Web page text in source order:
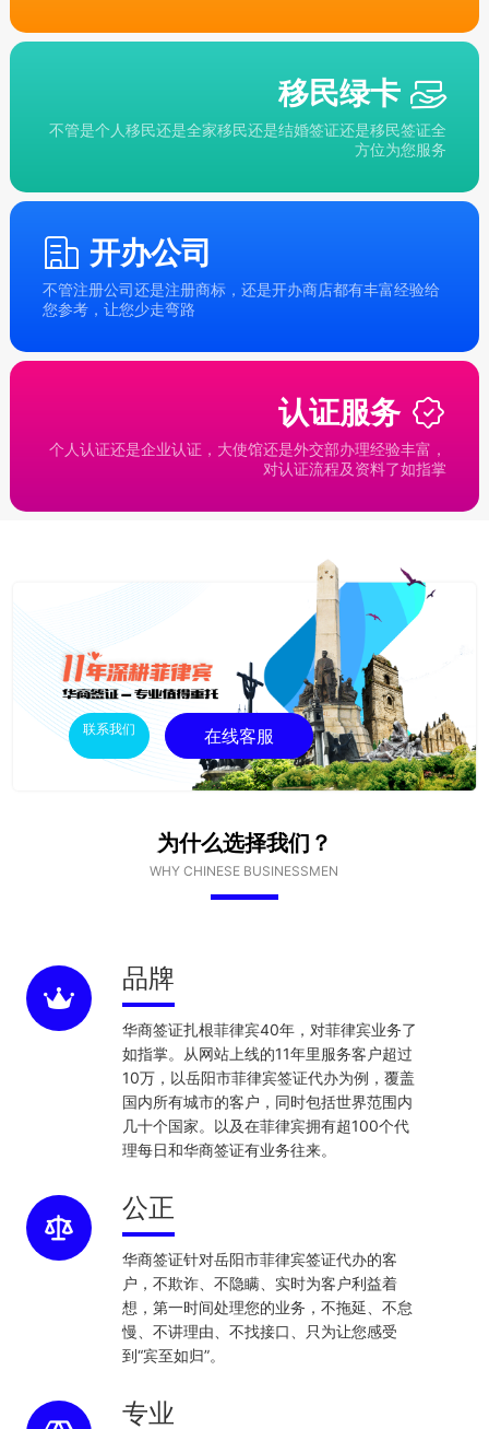
移民绿卡
不管是个人移民还是全家移民还是结婚签证还是移民签证全
方位为您服务
开办公司
不管注册公司还是注册商标，还是开办商店都有丰富经验给
您参考，让您少走弯路
认证服务
个人认证还是企业认证，大使馆还是外交部办理经验丰富，
对认证流程及资料了如指掌
联系我们 在线客服
为什么选择我们？
WHY CHINESE BUSINESSMEN
品牌
华商签证扎根菲律宾40年，对菲律宾业务了
如指掌。从网站上线的11年里服务客户超过
10万，以岳阳市菲律宾签证代办为例，覆盖
国内所有城市的客户，同时包括世界范围内
几十个国家。以及在菲律宾拥有超100个代
理每日和华商签证有业务往来。
公正
华商签证针对岳阳市菲律宾签证代办的客
户，不欺诈、不隐瞒、实时为客户利益着
想，第一时间处理您的业务，不拖延、不怠
慢、不讲理由、不找接口、只为让您感受
到“宾至如归”。
专业